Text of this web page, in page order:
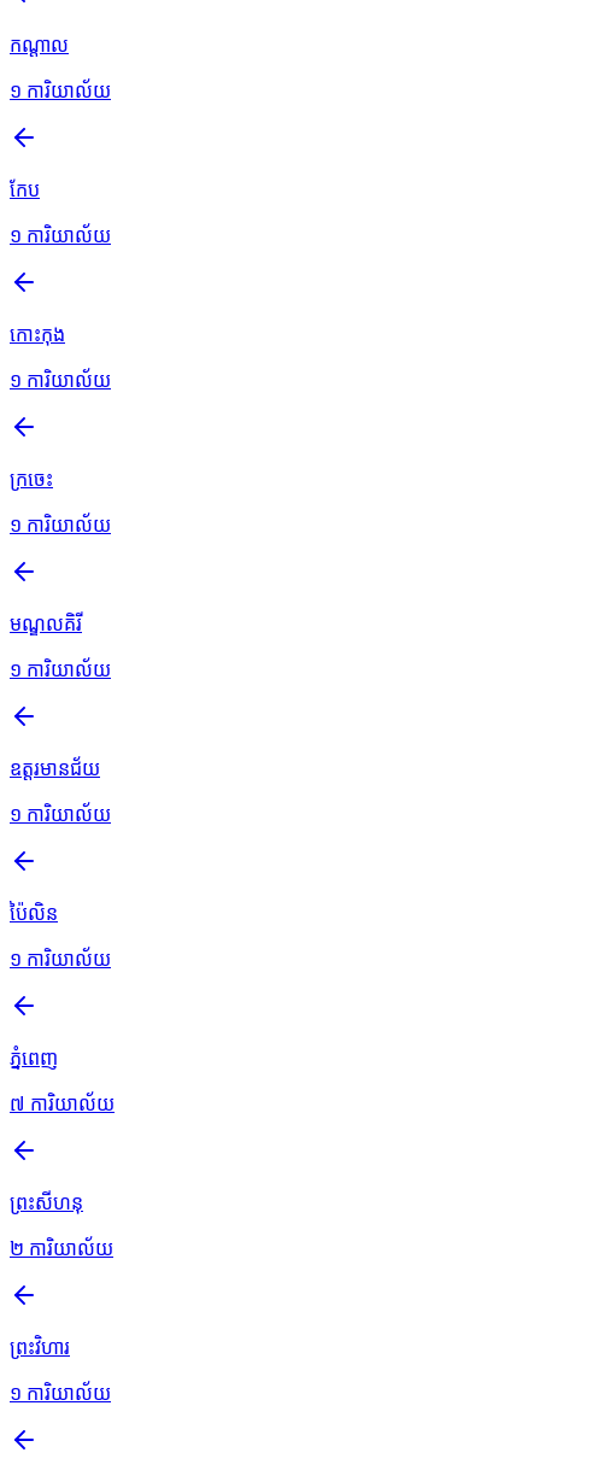
កណ្តាល
១ ការិយាល័យ
កែប
១ ការិយាល័យ
កោះកុង
១ ការិយាល័យ
ក្រចេះ
១ ការិយាល័យ
មណ្ឌលគិរី
១ ការិយាល័យ
ឧត្តរមានជ័យ
១ ការិយាល័យ
ប៉ៃលិន
១ ការិយាល័យ
ភ្នំពេញ
៧ ការិយាល័យ
ព្រះសីហនុ
២ ការិយាល័យ
ព្រះវិហារ
១ ការិយាល័យ